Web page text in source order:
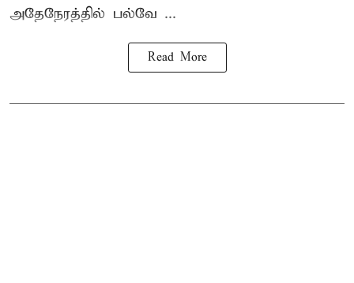
அதேநேரத்தில் பல்வே ...
Read More